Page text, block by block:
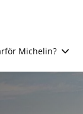
Michelin?